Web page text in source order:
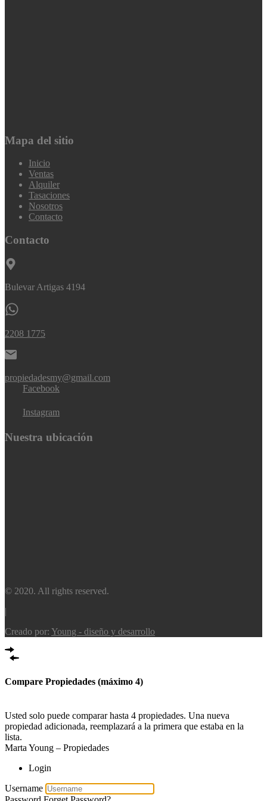
Mapa del sitio
Inicio
Ventas
Alquiler
Tasaciones
Nosotros
Contacto
Contacto
Bulevar Artigas 4194
2208 1775
propiedadesmy@gmail.com
Facebook
Instagram
Nuestra ubicación
© 2020. All rights reserved.
|
Creado por: Young - diseño y desarrollo
Compare Propiedades (máximo 4)
Usted solo puede comparar hasta 4 propiedades. Una nueva
propiedad adicionada, reemplazará a la primera que estaba en la
lista.
Marta Young – Propiedades
Login
Username